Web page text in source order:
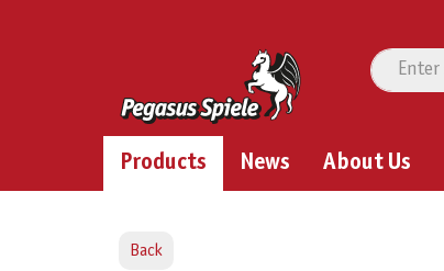
Products News About Us
Back